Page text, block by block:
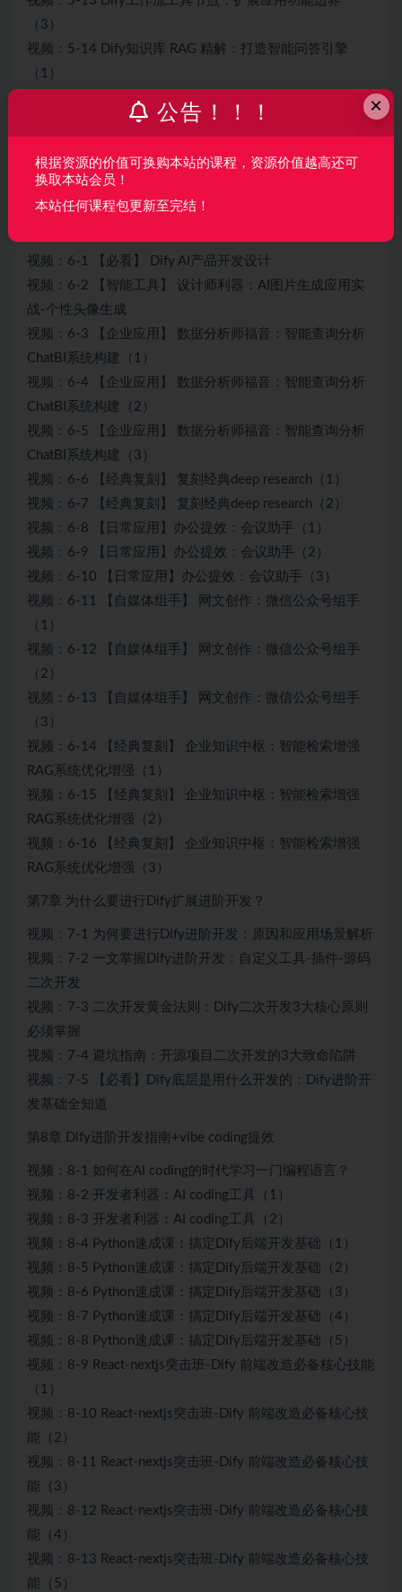
（3）
视频：5-14 Dify知识库 RAG 精解：打造智能问答引擎
（1）
视频：5-15 Dify知识库 RAG 精解：打造智能问答引擎
视频：5-17 Dify API接口：对外集成与API开放全解析
视频：6-1 【必看】 Dify AI产品开发设计
视频：6-2 【智能工具】 设计师利器：AI图片生成应用实
战-个性头像生成
视频：6-3 【企业应用】 数据分析师福音：智能查询分析
ChatBI系统构建（1）
视频：6-4 【企业应用】 数据分析师福音：智能查询分析
ChatBI系统构建（2）
视频：6-5 【企业应用】 数据分析师福音：智能查询分析
ChatBI系统构建（3）
视频：6-6 【经典复刻】 复刻经典deep research（1）
视频：6-7 【经典复刻】 复刻经典deep research（2）
视频：6-8 【日常应用】办公提效：会议助手（1）
视频：6-9 【日常应用】办公提效：会议助手（2）
视频：6-10 【日常应用】办公提效：会议助手（3）
视频：6-11 【自媒体组手】 网文创作：微信公众号组手
（1）
视频：6-12 【自媒体组手】 网文创作：微信公众号组手
（2）
视频：6-13 【自媒体组手】 网文创作：微信公众号组手
（3）
视频：6-14 【经典复刻】 企业知识中枢：智能检索增强
RAG系统优化增强（1）
视频：6-15 【经典复刻】 企业知识中枢：智能检索增强
RAG系统优化增强（2）
视频：6-16 【经典复刻】 企业知识中枢：智能检索增强
RAG系统优化增强（3）
第7章 为什么要进行Dify扩展进阶开发？
视频：7-1 为何要进行Dify进阶开发：原因和应用场景解析
视频：7-2 一文掌握Dify进阶开发：自定义工具-插件-源码
二次开发
视频：7-3 二次开发黄金法则：Dify二次开发3大核心原则
必须掌握
视频：7-4 避坑指南：开源项目二次开发的3大致命陷阱
视频：7-5 【必看】Dify底层是用什么开发的：Dify进阶开
发基础全知道
第8章 Dify进阶开发指南+vibe coding提效
视频：8-1 如何在AI coding的时代学习一门编程语言？
视频：8-2 开发者利器：AI coding工具（1）
视频：8-3 开发者利器：AI coding工具（2）
视频：8-4 Python速成课：搞定Dify后端开发基础（1）
视频：8-5 Python速成课：搞定Dify后端开发基础（2）
视频：8-6 Python速成课：搞定Dify后端开发基础（3）
视频：8-7 Python速成课：搞定Dify后端开发基础（4）
视频：8-8 Python速成课：搞定Dify后端开发基础（5）
视频：8-9 React-nextjs突击班-Dify 前端改造必备核心技能
（1）
视频：8-10 React-nextjs突击班-Dify 前端改造必备核心技
能（2）
视频：8-11 React-nextjs突击班-Dify 前端改造必备核心技
能（3）
视频：8-12 React-nextjs突击班-Dify 前端改造必备核心技
能（4）
视频：8-13 React-nextjs突击班-Dify 前端改造必备核心技
能（5）
×
公告！！！
根据资源的价值可换购本站的课程，资源价值越高还可
换取本站会员！
本站任何课程包更新至完结！